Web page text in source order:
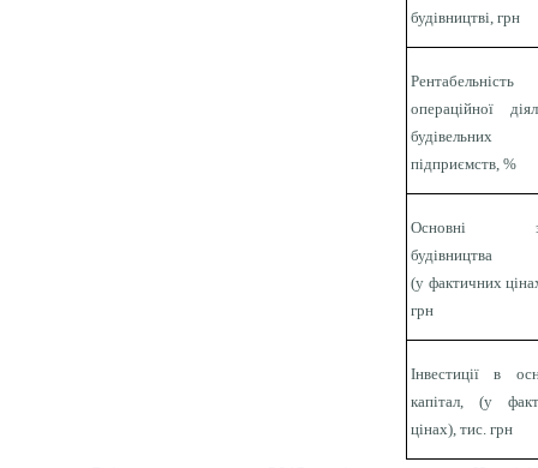
будівництві, грн
Рентабельність
операційної
будівельних
підприємств, %
Основні
будівництва
(у фактич­них
грн
Інвестиції в
капітал, (у
цінах), тис. грн